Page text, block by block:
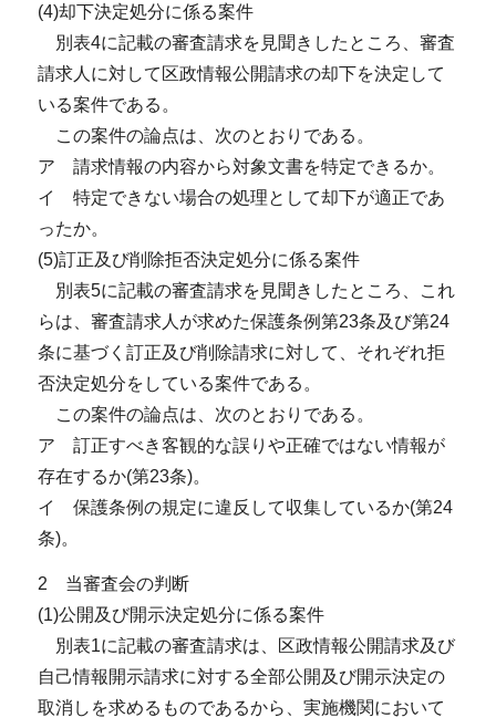
(4)却下決定処分に係る案件
別表4に記載の審査請求を見聞きしたところ、審査
請求人に対して区政情報公開請求の却下を決定して
いる案件である。
この案件の論点は、次のとおりである。
ア 請求情報の内容から対象文書を特定できるか。
イ 特定できない場合の処理として却下が適正であ
ったか。
(5)訂正及び削除拒否決定処分に係る案件
別表5に記載の審査請求を見聞きしたところ、これ
らは、審査請求人が求めた保護条例第23条及び第24
条に基づく訂正及び削除請求に対して、それぞれ拒
否決定処分をしている案件である。
この案件の論点は、次のとおりである。
ア 訂正すべき客観的な誤りや正確ではない情報が
存在するか(第23条)。
イ 保護条例の規定に違反して収集しているか(第24
条)。
2 当審査会の判断
(1)公開及び開示決定処分に係る案件
別表1に記載の審査請求は、区政情報公開請求及び
自己情報開示請求に対する全部公開及び開示決定の
取消しを求めるものであるから、実施機関において